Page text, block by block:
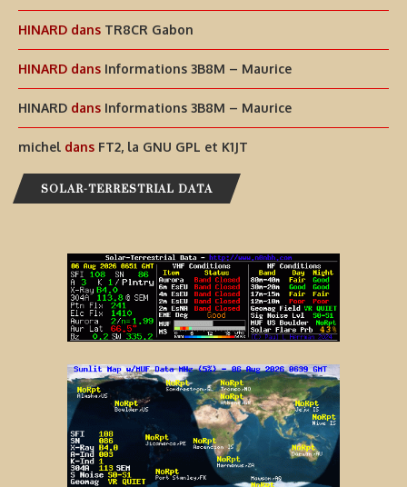
HINARD dans TR8CR Gabon
HINARD dans Informations 3B8M – Maurice
HINARD dans Informations 3B8M – Maurice
michel dans FT2, la GNU GPL et K1JT
SOLAR-TERRESTRIAL DATA